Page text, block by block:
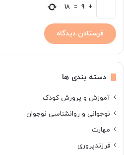
+
9
=
18
دسته بندی ها
آموزش و پرورش کودک
نوجوانی و روانشناسی نوجوان
مهارت
فرزندپروری